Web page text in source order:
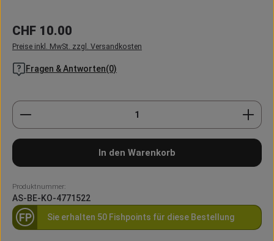
Regulärer Preis:
CHF 10.00
Preise inkl. MwSt. zzgl. Versandkosten
Fragen & Antworten(0)
Produkt Anzahl: Gib den gewünschten Wert ein
In den Warenkorb
Produktnummer:
AS-BE-KO-4771522
FP Sie erhalten 50 Fishpoints für diese Bestellung